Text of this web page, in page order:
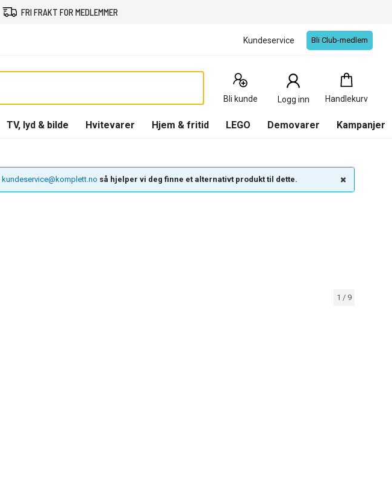
FRI FRAKT FOR MEDLEMMER
Kundeservice Bli Club-medlem
Bli kunde Logg inn Handlekurv
Handlekurv
0
Produkter
TV, lyd & bilde Hvitevarer Hjem & fritid LEGO Demovarer Kampanjer
kundeservice@komplett.no så hjelper vi deg finne et alternativt produkt til dette.
1 / 9